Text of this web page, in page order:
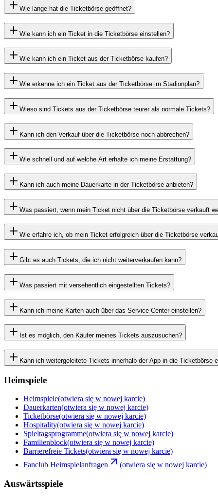
Wie lange hat die Ticketbörse geöffnet?
Wie kann ich ein Ticket in die Ticketbörse einstellen?
Wie kann ich ein Ticket aus der Ticketbörse kaufen?
Wie erkenne ich ein Ticket aus der Ticketbörse im Stadionplan?
Wieso sind Tickets aus der Ticketbörse teurer als normale Tickets?
Kann ich den Verkauf über die Ticketbörse noch abbrechen?
Wie schnell und auf welche Art erhalte ich meine Erstattung?
Kann ich auch meine Dauerkarte in der Ticketbörse anbieten?
Was passiert, wenn mein Ticket nicht über die Ticketbörse verkauft
Wie erfahre ich, ob mein Ticket erfolgreich über die Ticketbörse
Gibt es auch Tickets, die ich nicht weiterverkaufen kann?
Was passiert mit versehentlich eingestellten Tickets?
Kann ich meine Karten auch über das Service Center einstellen?
Ist es möglich, den Käufer meines Tickets auszusuchen?
Kann ich weitergeleitete Tickets innerhalb der App in die Ticketbörse
Heimspiele
Heimspiele(otwiera się w nowej karcie)
Dauerkarten(otwiera się w nowej karcie)
Ticketbörse(otwiera się w nowej karcie)
Hospitality(otwiera się w nowej karcie)
Spieltagsprogramme(otwiera się w nowej karcie)
Familienblock(otwiera się w nowej karcie)
Barrierefreie Tickets(otwiera się w nowej karcie)
Fanclub Heimspielanfragen
(otwiera się w nowej karcie)
Auswärtsspiele